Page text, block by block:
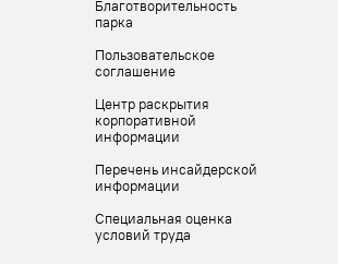
Благотворительность
парка
Пользовательское
соглашение
Центр раскрытия
корпоративной
информации
Перечень инсайдерской
информации
Специальная оценка
условий труда